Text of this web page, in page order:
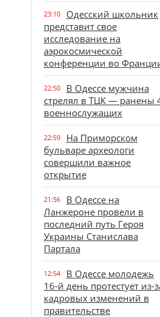
23:10
Одесский школьник
представит свое
исследование на
аэрокосмической
конференции во
22:50
В Одессе мужчина
стрелял в ТЦК — ранены
военнослужащих
22:59
На Приморском
бульваре археологи
совершили важное
открытие
21:56
В Одессе на
Ланжероне провели в
последний путь Героя
Украины Станислава
Партала
12:54
В Одессе молодежь
16-й день протестует из-
кадровых изменений в
правительстве